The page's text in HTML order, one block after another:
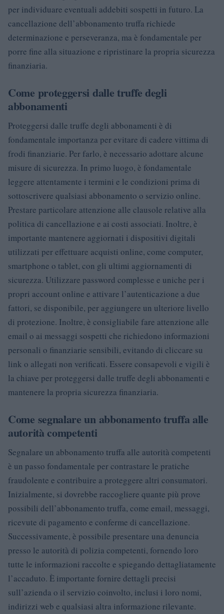
per individuare eventuali addebiti sospetti in futuro. La
cancellazione dell’abbonamento truffa richiede
determinazione e perseveranza, ma è fondamentale per
porre fine alla situazione e ripristinare la propria sicurezza
finanziaria.
Come proteggersi dalle truffe degli
abbonamenti
Proteggersi dalle truffe degli abbonamenti è di
fondamentale importanza per evitare di cadere vittima di
frodi finanziarie. Per farlo, è necessario adottare alcune
misure di sicurezza. In primo luogo, è fondamentale
leggere attentamente i termini e le condizioni prima di
sottoscrivere qualsiasi abbonamento o servizio online.
Prestare particolare attenzione alle clausole relative alla
politica di cancellazione e ai costi associati. Inoltre, è
importante mantenere aggiornati i dispositivi digitali
utilizzati per effettuare acquisti online, come computer,
smartphone o tablet, con gli ultimi aggiornamenti di
sicurezza. Utilizzare password complesse e uniche per i
propri account online e attivare l’autenticazione a due
fattori, se disponibile, per aggiungere un ulteriore livello
di protezione. Inoltre, è consigliabile fare attenzione alle
email o ai messaggi sospetti che richiedono informazioni
personali o finanziarie sensibili, evitando di cliccare su
link o allegati non verificati. Essere consapevoli e vigili è
la chiave per proteggersi dalle truffe degli abbonamenti e
mantenere la propria sicurezza finanziaria.
Come segnalare un abbonamento truffa alle
autorità competenti
Segnalare un abbonamento truffa alle autorità competenti
è un passo fondamentale per contrastare le pratiche
fraudolente e contribuire a proteggere altri consumatori.
Inizialmente, si dovrebbe raccogliere quante più prove
possibili dell’abbonamento truffa, come email, messaggi,
ricevute di pagamento e conferme di cancellazione.
Successivamente, è possibile presentare una denuncia
presso le autorità di polizia competenti, fornendo loro
tutte le informazioni raccolte e spiegando dettagliatamente
l’accaduto. È importante fornire dettagli precisi
sull’azienda o il servizio coinvolto, inclusi i loro nomi,
indirizzi web e qualsiasi altra informazione rilevante.